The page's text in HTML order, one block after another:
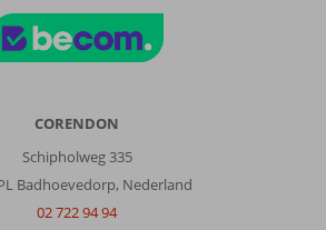
CORENDON
Schipholweg 335
Badhoevedorp, Nederland
02 722 94 94